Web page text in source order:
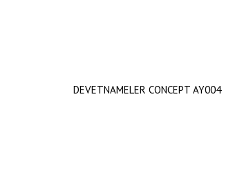
DEVETNAMELER CONCEPT AY004